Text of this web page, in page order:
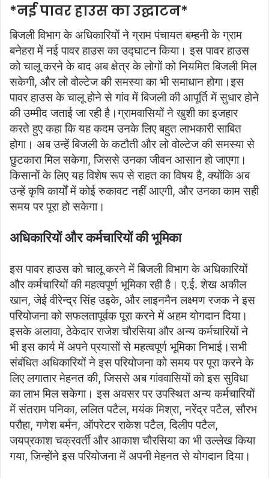
*नई पावर हाउस का उद्घाटन*
बिजली विभाग के अधिकारियों ने ग्राम पंचायत बम्हनी के ग्राम
बनेहरा में नई पावर हाउस का उद्घाटन किया। इस पावर हाउस
को चालू करने के बाद अब क्षेत्र के लोगों को नियमित बिजली मिल
सकेगी, और लो वोल्टेज की समस्या का भी समाधान होगा।इस
पावर हाउस के चालू होने से गांव में बिजली की आपूर्ति में सुधार होने
की उम्मीद जताई जा रही है।ग्रामवासियों ने खुशी का इजहार
करते हुए कहा कि यह कदम उनके लिए बहुत लाभकारी साबित
होगा। अब उन्हें बिजली के कटौती और लो वोल्टेज की समस्या से
छुटकारा मिल सकेगा, जिससे उनका जीवन आसान हो जाएगा।
किसानों के लिए यह विशेष रूप से राहत का विषय है, क्योंकि अब
उन्हें कृषि कार्यों में कोई रुकावट नहीं आएगी, और उनका काम सही
समय पर पूरा हो सकेगा।
अधिकारियों और कर्मचारियों की भूमिका
इस पावर हाउस को चालू करने में बिजली विभाग के अधिकारियों
और कर्मचारियों की महत्वपूर्ण भूमिका रही है। ए.ई. शेख अकील
खान, जेई वीरेन्द्र सिंह उइके, और लाइनमैन लक्ष्मण रजक ने इस
परियोजना को सफलतापूर्वक पूरा करने में अहम योगदान दिया।
इसके अलावा, ठेकेदार राजेश चौरसिया और अन्य कर्मचारियों ने
भी इस कार्य में अपने प्रयासों से महत्वपूर्ण भूमिका निभाई।सभी
संबंधित अधिकारियों ने इस परियोजना को समय पर पूरा करने के
लिए लगातार मेहनत की, जिससे अब गांववासियों को इस सुविधा
का लाभ मिल सकेगा। इस अवसर पर उपस्थित अन्य कर्मचारियों
में संतराम पनिका, ललित पटैल, मयंक मिश्रा, नरेंद्र पटैल, सौरभ
परौहा, गणेश बर्मन, ऑपरेटर राकेश पटैल, दिलीप पटैल,
जयप्रकाश चक्रवर्ती और आकाश चौरसिया का भी उल्लेख किया
गया, जिन्होंने इस परियोजना में अपनी मेहनत से योगदान दिया।